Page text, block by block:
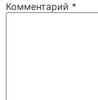
Комментарий *